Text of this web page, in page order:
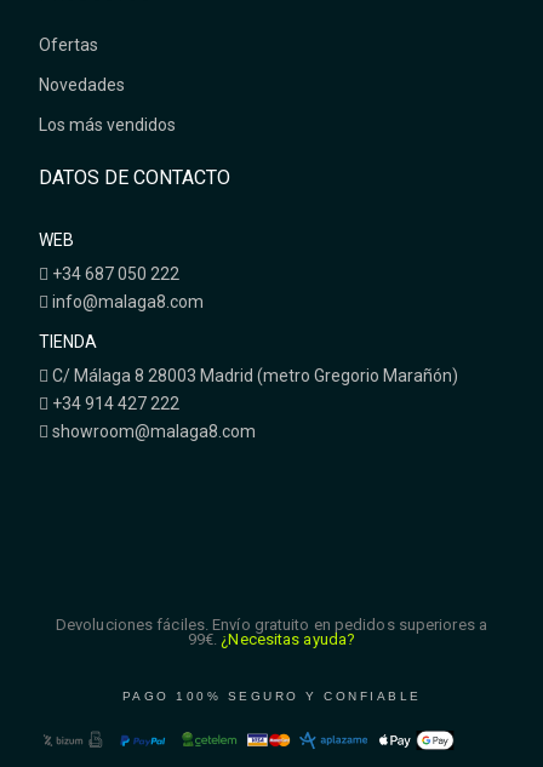
Ofertas
Novedades
Los más vendidos
DATOS DE CONTACTO
WEB
+34 687 050 222
info@malaga8.com
TIENDA
C/ Málaga 8 28003 Madrid (metro Gregorio Marañón)
+34 914 427 222
showroom@malaga8.com
Devoluciones fáciles. Envío gratuito en pedidos superiores a
99€. ¿Necesitas ayuda?
PAGO 100% SEGURO Y CONFIABLE